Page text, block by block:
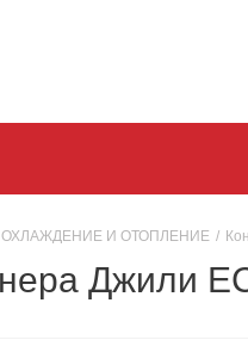
ОХЛАЖДЕНИЕ И ОТОПЛЕНИЕ /
Джили